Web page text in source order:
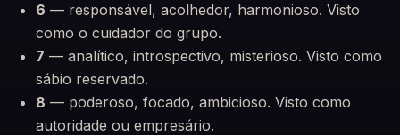
6 — responsável, acolhedor, harmonioso. Visto
como o cuidador do grupo.
7 — analítico, introspectivo, misterioso. Visto como
sábio reservado.
8 — poderoso, focado, ambicioso. Visto como
autoridade ou empresário.